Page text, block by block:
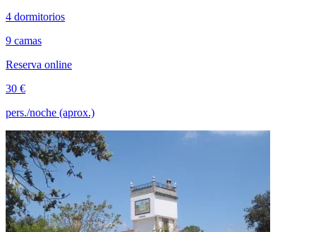
4 dormitorios
9 camas
Reserva online
30 €
pers./noche (aprox.)